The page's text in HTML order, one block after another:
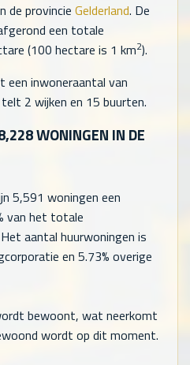
de provincie Gelderland. De
een totale
(100 hectare is 1 km2).
een inwoneraantal van
telt 2 wijken en 15 buurten.
WONINGEN IN DE
5,591 woningen een
van het totale
aantal huurwoningen is
en 5.73% overige
bewoont, wat neerkomt
wordt op dit moment.